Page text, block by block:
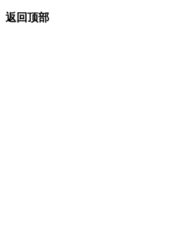
返回顶部